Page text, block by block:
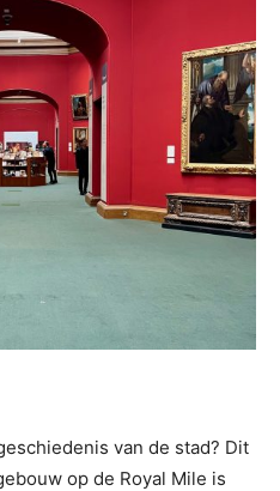
van de stad? Dit
op de Royal Mile is